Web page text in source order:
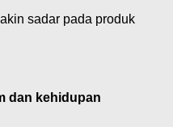
sadar pada produk
dan kehidupan